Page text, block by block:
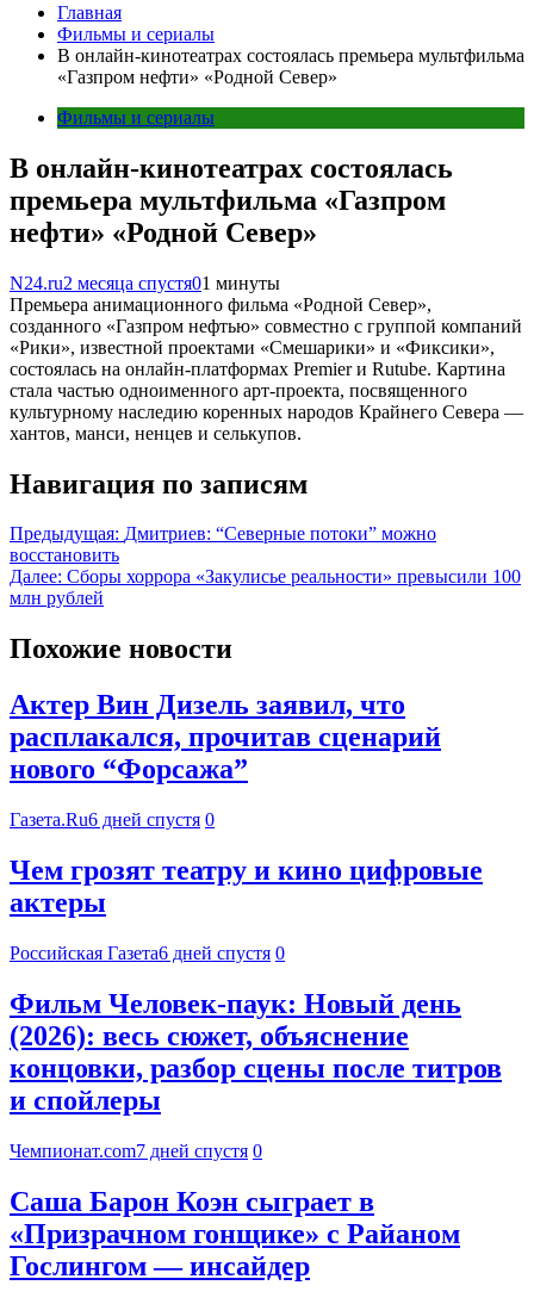
Главная
Фильмы и сериалы
В онлайн-кинотеатрах состоялась премьера мультфильма
«Газпром нефти» «Родной Север»
Фильмы и сериалы
В онлайн-кинотеатрах состоялась
премьера мультфильма «Газпром
нефти» «Родной Север»
N24.ru2 месяца спустя01 минуты
Премьера анимационного фильма «Родной Север»,
созданного «Газпром нефтью» совместно с группой компаний
«Рики», известной проектами «Смешарики» и «Фиксики»,
состоялась на онлайн-платформах Premier и Rutube. Картина
стала частью одноименного арт-проекта, посвященного
культурному наследию коренных народов Крайнего Севера —
хантов, манси, ненцев и селькупов.
Навигация по записям
Предыдущая: Дмитриев: “Северные потоки” можно
восстановить
Далее: Сборы хоррора «Закулисье реальности» превысили 100
млн рублей
Похожие новости
Актер Вин Дизель заявил, что
расплакался, прочитав сценарий
нового “Форсажа”
Газета.Ru6 дней спустя 0
Чем грозят театру и кино цифровые
актеры
Российская Газета6 дней спустя 0
Фильм Человек-паук: Новый день
(2026): весь сюжет, объяснение
концовки, разбор сцены после титров
и спойлеры
Чемпионат.com7 дней спустя 0
Саша Барон Коэн сыграет в
«Призрачном гонщике» с Райаном
Гослингом — инсайдер